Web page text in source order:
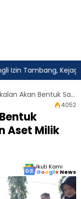
Kejagung
Bupati Bangkalan Akan Bentuk Satgas Khusus Tertibkan Aset Milik Daerah
4052
Aset Milik
Ikuti Kami
Google News